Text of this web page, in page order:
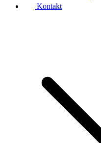
Kontakt